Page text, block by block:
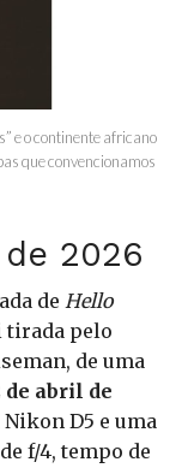
e o continente africano
que convencionamos
2026
de Hello
tirada pelo
de uma
abril de
D5 e uma
f/4, tempo de